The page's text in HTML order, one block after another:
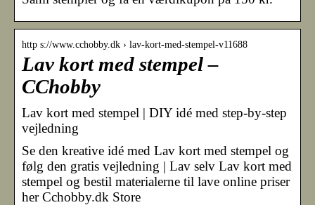
http s://www.cchobby.dk › lav-kort-med-stempel-v11688
Lav kort med stempel –
CChobby
Lav kort med stempel | DIY idé med step-by-step
vejledning
Se den kreative idé med Lav kort med stempel og
følg den gratis vejledning | Lav selv Lav kort med
stempel og bestil materialerne til lave online priser
her Cchobby.dk Store